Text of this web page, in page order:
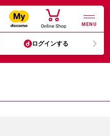
MENU
ログインする